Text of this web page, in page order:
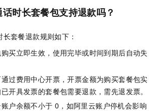
时长套餐包支持退款吗？
套餐退款规则如下：
买立即生效，使用完毕或时间到期后自动失
过费用中心开票，开票金额为购买套餐包实
开具发票的套餐包需要退款，需先退发票。
户余额不小于 0，如阿里云账户停机会影响